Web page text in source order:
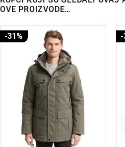
OVE PROIZVODE…
-31% -